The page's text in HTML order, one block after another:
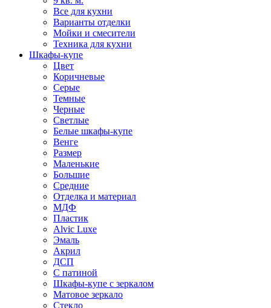
Все для кухни
Варианты отделки
Мойки и смесители
Техника для кухни
Шкафы-купе
Цвет
Коричневые
Серые
Темные
Черные
Светлые
Белые шкафы-купе
Венге
Размер
Маленькие
Большие
Средние
Отделка и материал
МДФ
Пластик
Alvic Luxe
Эмаль
Акрил
ДСП
С патиной
Шкафы-купе с зеркалом
Матовое зеркало
Стекло